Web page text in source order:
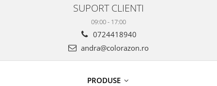
SUPORT CLIENTI
09:00 - 17:00
0724418940
andra@colorazon.ro
PRODUSE